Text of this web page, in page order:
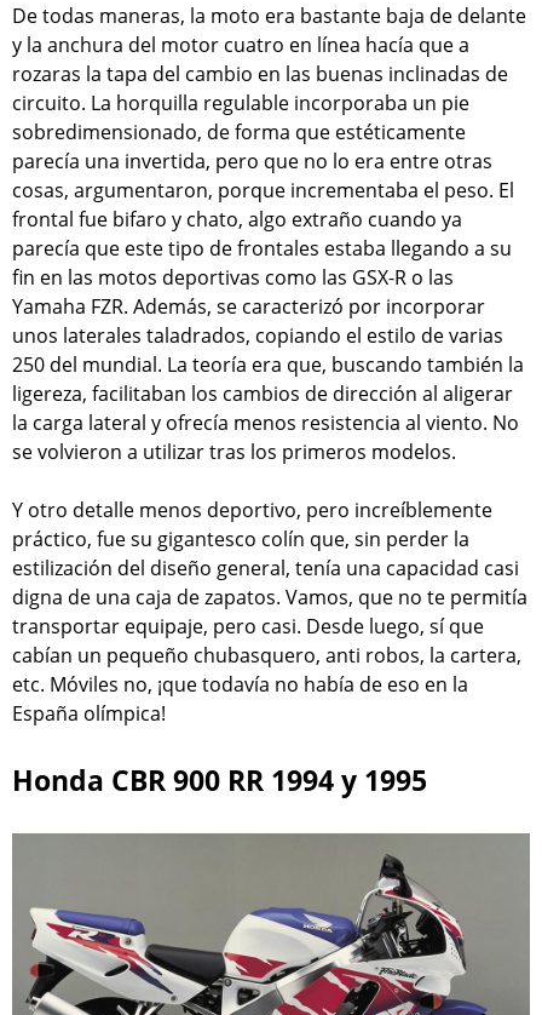
De todas maneras, la moto era bastante baja de delante
y la anchura del motor cuatro en línea hacía que a
rozaras la tapa del cambio en las buenas inclinadas de
circuito. La horquilla regulable incorporaba un pie
sobredimensionado, de forma que estéticamente
parecía una invertida, pero que no lo era entre otras
cosas, argumentaron, porque incrementaba el peso. El
frontal fue bifaro y chato, algo extraño cuando ya
parecía que este tipo de frontales estaba llegando a su
fin en las motos deportivas como las GSX-R o las
Yamaha FZR. Además, se caracterizó por incorporar
unos laterales taladrados, copiando el estilo de varias
250 del mundial. La teoría era que, buscando también la
ligereza, facilitaban los cambios de dirección al aligerar
la carga lateral y ofrecía menos resistencia al viento. No
se volvieron a utilizar tras los primeros modelos.
Y otro detalle menos deportivo, pero increíblemente
práctico, fue su gigantesco colín que, sin perder la
estilización del diseño general, tenía una capacidad casi
digna de una caja de zapatos. Vamos, que no te permitía
transportar equipaje, pero casi. Desde luego, sí que
cabían un pequeño chubasquero, anti robos, la cartera,
etc. Móviles no, ¡que todavía no había de eso en la
España olímpica!
Honda CBR 900 RR 1994 y 1995